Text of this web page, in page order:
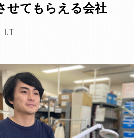
せてもらえる会社
I.T